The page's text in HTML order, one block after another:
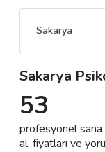
🌟 Müşteri
Destek
İletişim
Sakarya
Sakarya
53
profesyonel sana
al, fiyatları ve